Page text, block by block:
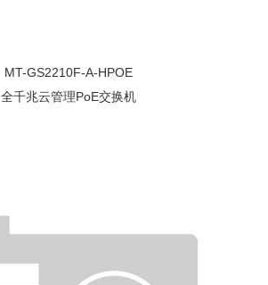
MT-GS2210F-A-HPOE
全千兆云管理PoE交换机